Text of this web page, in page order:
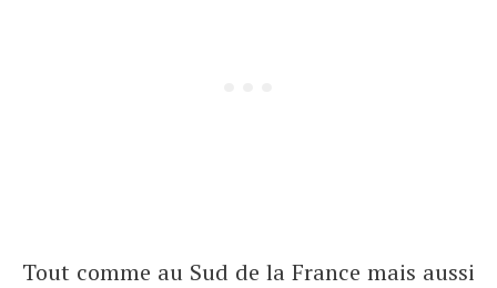
Tout comme au Sud de la France mais aussi